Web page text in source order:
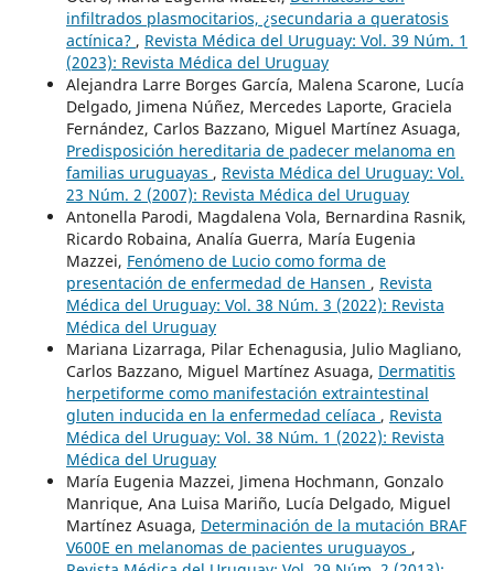
infiltrados plasmocitarios, ¿secundaria a queratosis
actínica? , Revista Médica del Uruguay: Vol. 39 Núm. 1
(2023): Revista Médica del Uruguay
Alejandra Larre Borges García, Malena Scarone, Lucía
Delgado, Jimena Núñez, Mercedes Laporte, Graciela
Fernández, Carlos Bazzano, Miguel Martínez Asuaga,
Predisposición hereditaria de padecer melanoma en
familias uruguayas , Revista Médica del Uruguay: Vol.
23 Núm. 2 (2007): Revista Médica del Uruguay
Antonella Parodi, Magdalena Vola, Bernardina Rasnik,
Ricardo Robaina, Analía Guerra, María Eugenia
Mazzei, Fenómeno de Lucio como forma de
presentación de enfermedad de Hansen , Revista
Médica del Uruguay: Vol. 38 Núm. 3 (2022): Revista
Médica del Uruguay
Mariana Lizarraga, Pilar Echenagusia, Julio Magliano,
Carlos Bazzano, Miguel Martínez Asuaga, Dermatitis
herpetiforme como manifestación extraintestinal
gluten inducida en la enfermedad celíaca , Revista
Médica del Uruguay: Vol. 38 Núm. 1 (2022): Revista
Médica del Uruguay
María Eugenia Mazzei, Jimena Hochmann, Gonzalo
Manrique, Ana Luisa Mariño, Lucía Delgado, Miguel
Martínez Asuaga, Determinación de la mutación BRAF
V600E en melanomas de pacientes uruguayos ,